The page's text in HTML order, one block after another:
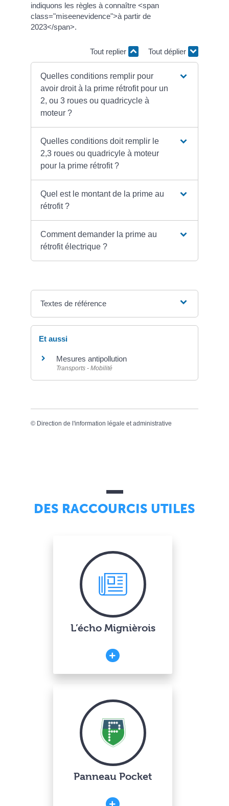
indiquons les règles à connaître <span
class="miseenevidence">à partir de
2023</span>.
Tout replier Tout déplier
Quelles conditions remplir pour
avoir droit à la prime rétrofit pour un
2, ou 3 roues ou quadricycle à
moteur ?
Quelles conditions doit remplir le
2,3 roues ou quadricyle à moteur
pour la prime rétrofit ?
Quel est le montant de la prime au
rétrofit ?
Comment demander la prime au
rétrofit électrique ?
Textes de référence
Et aussi
Mesures antipollution
Transports - Mobilité
© Direction de l'information légale et administrative
DES RACCOURCIS UTILES
L’écho Mignièrois
Panneau Pocket